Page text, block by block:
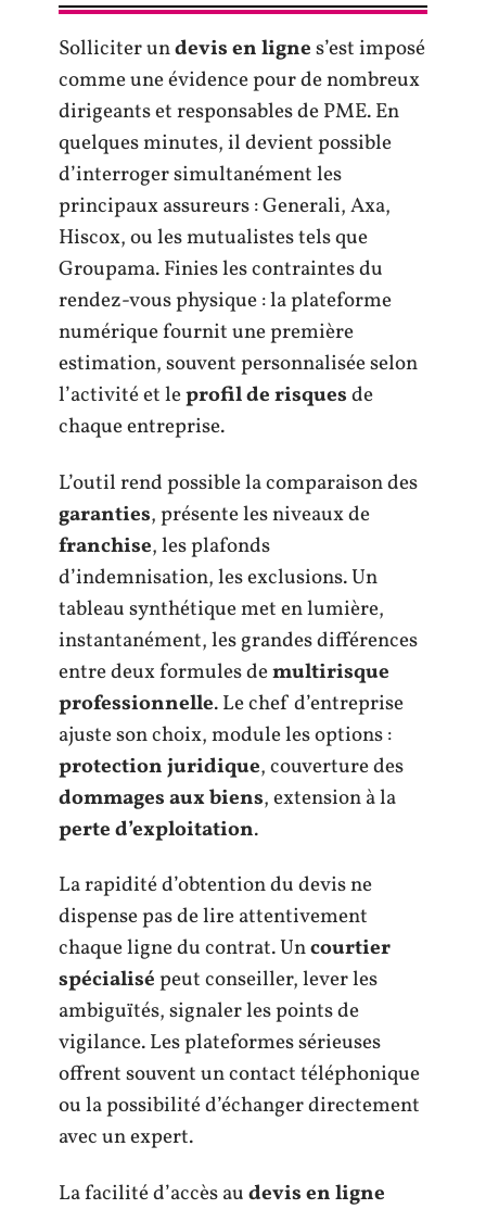
Solliciter undevis en lignes’est imposé
comme une évidence pour de nombreux
dirigeants et responsables de PME. En
quelques minutes, il devient possible
d’interroger simultanément les
principaux assureurs : Generali, Axa,
Hiscox, ou les mutualistes tels que
Groupama. Finies les contraintes du
rendez-vous physique : la plateforme
numérique fournit une première
estimation, souvent personnalisée selon
l’activité et leprofil de risquesde
chaque entreprise.
L’outil rend possible la comparaison des
garanties, présente les niveaux de
franchise, les plafonds
d’indemnisation, les exclusions. Un
tableau synthétique met en lumière,
instantanément, les grandes différences
entre deux formules demultirisque
professionnelle. Le chef d’entreprise
ajuste son choix, module les options :
protection juridique, couverture des
dommages aux biens, extension à la
perte d’exploitation.
La rapidité d’obtention du devis ne
dispense pas de lire attentivement
chaque ligne du contrat. Uncourtier
spécialisépeut conseiller, lever les
ambiguïtés, signaler les points de
vigilance. Les plateformes sérieuses
offrent souvent un contact téléphonique
ou la possibilité d’échanger directement
avec un expert.
La facilité d’accès audevis en ligne